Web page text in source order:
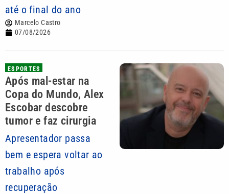
até o final do ano
Marcelo Castro
07/08/2026
ESPORTES
Após mal-estar na
Copa do Mundo, Alex
Escobar descobre
tumor e faz cirurgia
Apresentador passa
bem e espera voltar ao
trabalho após
recuperação